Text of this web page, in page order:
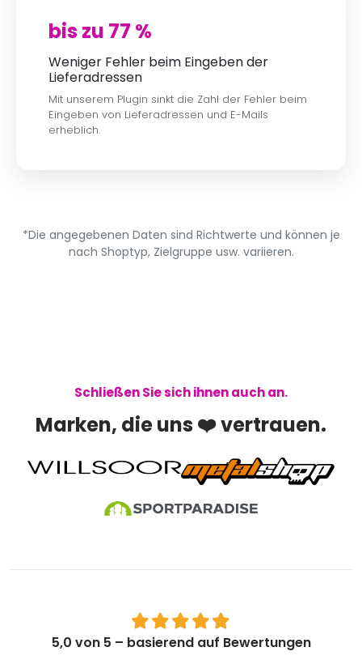
bis zu 77 %
Weniger Fehler beim Eingeben der
Lieferadressen
Mit unserem Plugin sinkt die Zahl der Fehler beim
Eingeben von Lieferadressen und E-Mails
erheblich.
*Die angegebenen Daten sind Richtwerte und können je
nach Shoptyp, Zielgruppe usw. variieren.
Schließen Sie sich ihnen auch an.
Marken, die uns ❤️ vertrauen.
5,0 von 5 – basierend auf Bewertungen